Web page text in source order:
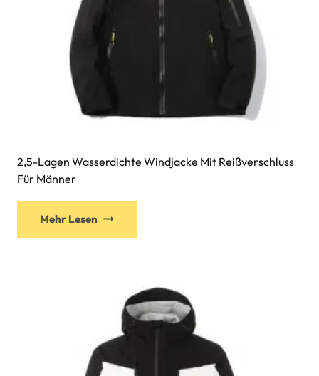
2,5-Lagen Wasserdichte Windjacke Mit Reißverschluss
Für Männer
Mehr Lesen